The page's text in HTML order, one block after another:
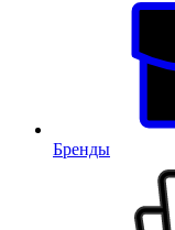
Бренды